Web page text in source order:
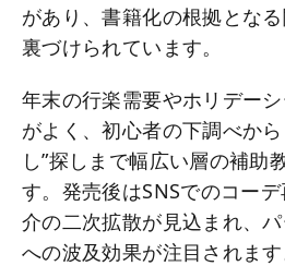
があり、書籍化の根拠とな
裏づけられています。
年末の行楽需要やホリデー
がよく、初心者の下調べか
し”探しまで幅広い層の補助
す。発売後はSNSでのコー
介の二次拡散が見込まれ、
への波及効果が注目されます